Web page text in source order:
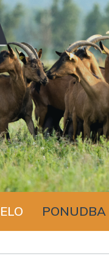
PONUDBA